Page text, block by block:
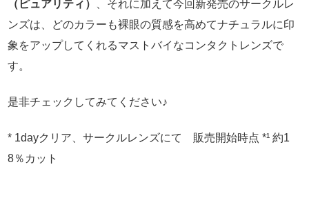
（ピュアリティ）
、それに加えて今回新発売のサークルレ
ンズは、どのカラーも裸眼の質感を高めてナチュラルに印
象をアップしてくれるマストバイなコンタクトレンズで
す。
是非チェックしてみてください♪
* 1dayクリア、サークルレンズにて 販売開始時点 *¹ 約1
8％カット